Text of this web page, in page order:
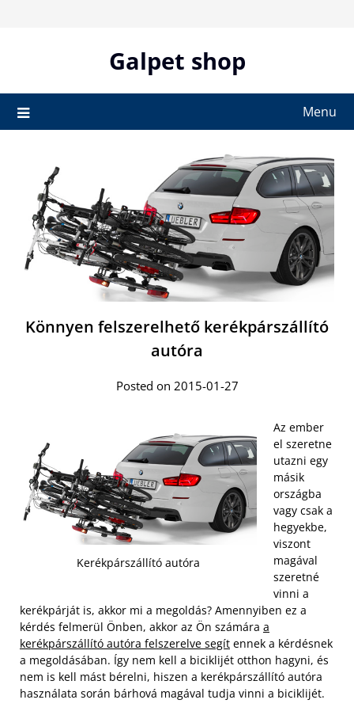
Galpet shop
Menu
Könnyen felszerelhető kerékpárszállító
autóra
Posted on 2015-01-27
Kerékpárszállító autóra
Az ember
el szeretne
utazni egy
másik
országba
vagy csak a
hegyekbe,
viszont
magával
szeretné
vinni a
kerékpárját is, akkor mi a megoldás? Amennyiben ez a
kérdés felmerül Önben, akkor az Ön számára a
kerékpárszállító autóra felszerelve segít ennek a kérdésnek
a megoldásában. Így nem kell a biciklijét otthon hagyni, és
nem is kell mást bérelni, hiszen a kerékpárszállító autóra
használata során bárhová magával tudja vinni a biciklijét.